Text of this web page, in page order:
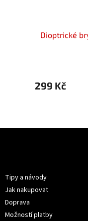
Dioptrické
299 Kč
Tipy a návody
Jak nakupovat
Doprava
Možností platby